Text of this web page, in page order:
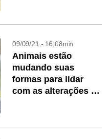
09/09/21 - 16:08min
Animais estão
mudando suas
formas para lidar
com as alterações do